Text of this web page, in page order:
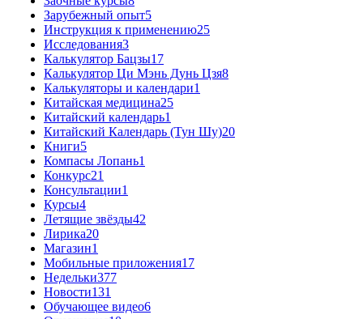
Зарубежный опыт5
Инструкция к применению25
Исследования3
Калькулятор Бацзы17
Калькулятор Ци Мэнь Дунь Цзя8
Калькуляторы и календари1
Китайская медицина25
Китайский календарь1
Китайский Календарь (Тун Шу)20
Книги5
Компасы Лопань1
Конкурс21
Консультации1
Курсы4
Летящие звёзды42
Лирика20
Магазин1
Мобильные приложения17
Недельки377
Новости131
Обучающее видео6